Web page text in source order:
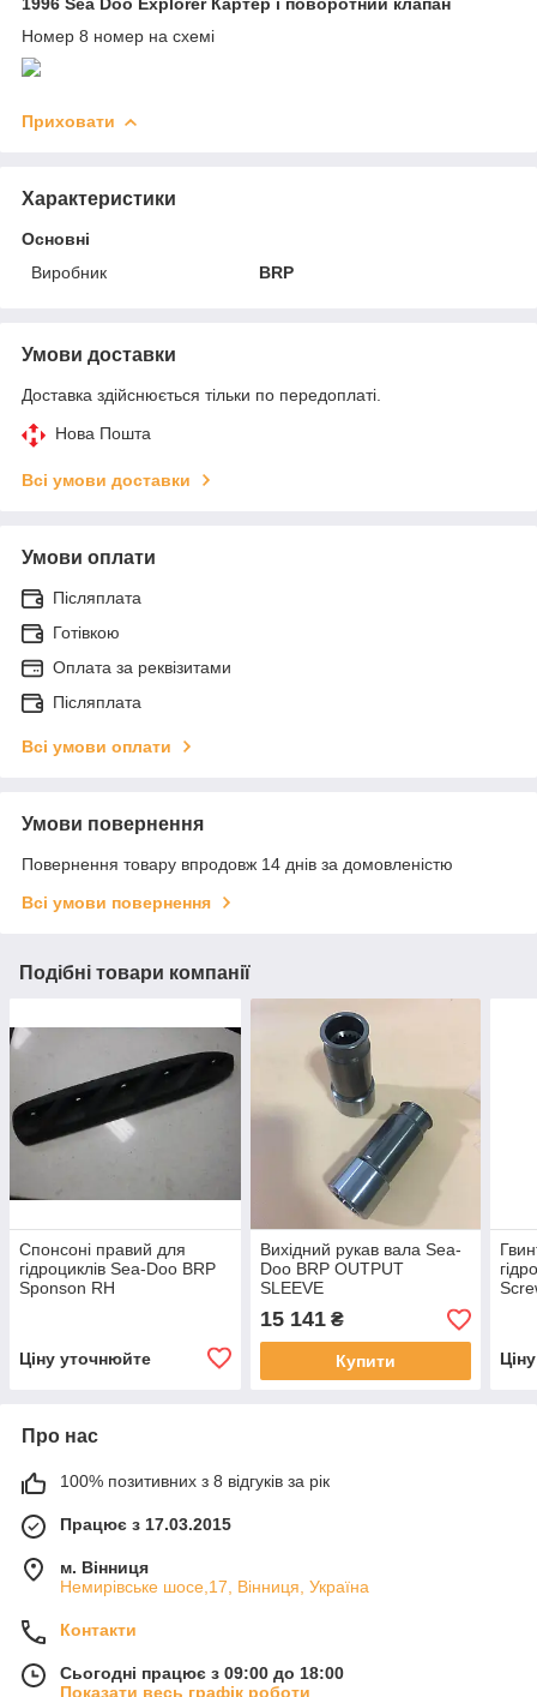
Номер 8 номер на схемі
Приховати
Характеристики
Основні
Виробник
BRP
Умови доставки
Доставка здійснюється тільки по передоплаті.
Нова Пошта
Всі умови доставки
Умови оплати
Післяплата
Готівкою
Оплата за реквізитами
Післяплата
Всі умови оплати
Умови повернення
Повернення товару впродовж 14 днів за домовленістю
Всі умови повернення
Подібні товари компанії
Спонсоні правий для
гідроциклів Sea-Doo BRP
Sponson RH
Ціну уточнюйте
Вихідний рукав вала Sea-
Doo BRP OUTPUT
SLEEVE
15 141₴
Купити
Про нас
100% позитивних з 8 відгуків за рік
Працює з 17.03.2015
м. Вінниця
Немирівське шосе,17, Вінниця, Україна
Контакти
Сьогодні працює з 09:00 до 18:00
Показати весь графік роботи